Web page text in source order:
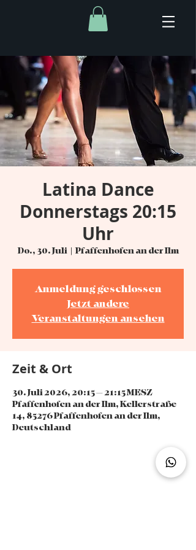
Latina Dance
Donnerstags 20:15
Uhr
Do., 30. Juli
  |
Pfaffenhofen an der Ilm
Anmeldung geschlossen
Jetzt andere
Veranstaltungen ansehen
Zeit & Ort
30. Juli 2026, 20:15 – 21:15 MESZ
Pfaffenhofen an der Ilm, Kellerstraße
14, 85276 Pfaffenhofen an der Ilm,
Deutschland